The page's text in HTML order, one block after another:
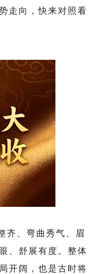
走向，快来对照看
齐、弯曲秀气、眉
、舒展有度。整体
开阔，也是古时将